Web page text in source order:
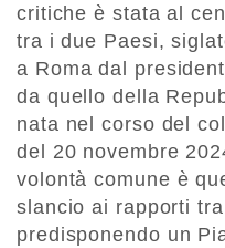
critiche è stata al
tra i due Paesi,
a Roma dal
da quello della
nata nel corso del
del 20 novembre
volontà comune è
slancio ai rapporti
predisponendo un